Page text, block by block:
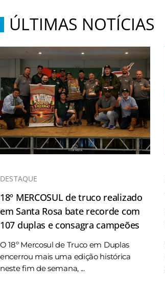
ÚLTIMAS NOTÍCIAS
DESTAQUE
18º MERCOSUL de truco realizado
em Santa Rosa bate recorde com
107 duplas e consagra campeões
O 18º Mercosul de Truco em Duplas
encerrou mais uma edição histórica
neste fim de semana, ...